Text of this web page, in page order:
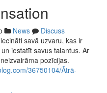
News
Discuss
savā uzvaru, kas ir
iestatīt savus talantus. Ar
pozīcijas.
36750104/Ātrā-